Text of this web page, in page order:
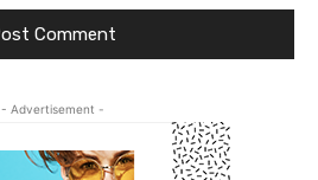
- Advertisement -